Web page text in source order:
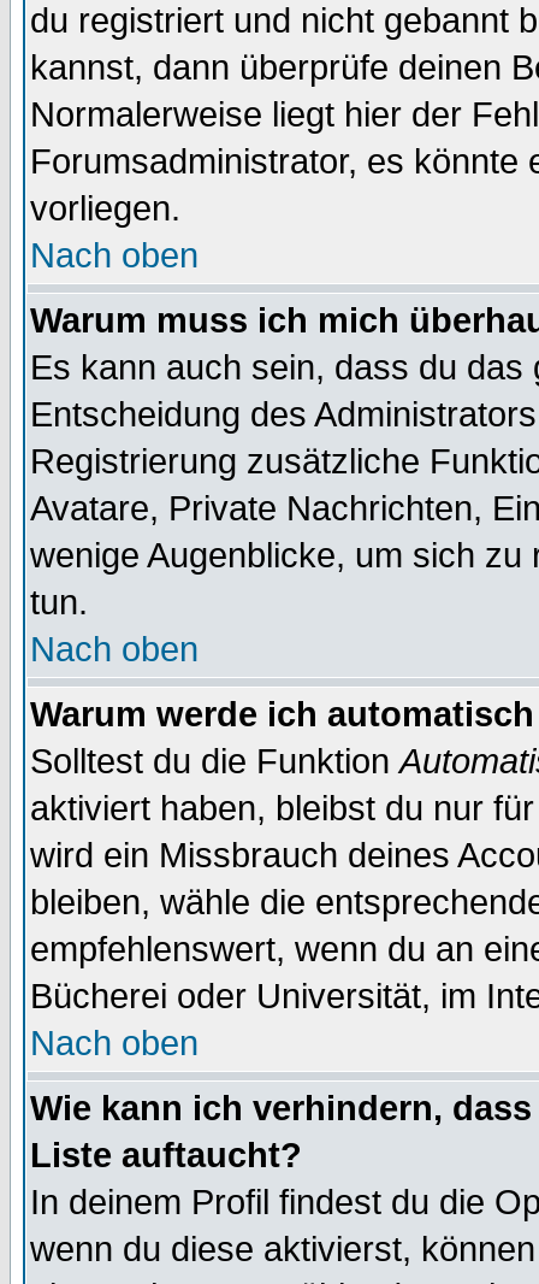
du registriert und nicht gebannt
kannst, dann überprüfe deinen
Normalerweise liegt hier der
Forumsadministrator, es könnte
vorliegen.
Nach oben
Warum muss ich mich
Es kann auch sein, dass du
Entscheidung des
Registrierung zusätzliche
Avatare, Private Nachrichten,
wenige Augenblicke, um sich
tun.
Nach oben
Warum werde ich
Solltest du die Funktion
aktiviert haben, bleibst du nur
wird ein Missbrauch deines
bleiben, wähle die
empfehlenswert, wenn du an
Bücherei oder Universität, im
Nach oben
Wie kann ich verhindern,
Liste auftaucht?
In deinem Profil findest du die
wenn du diese aktivierst,